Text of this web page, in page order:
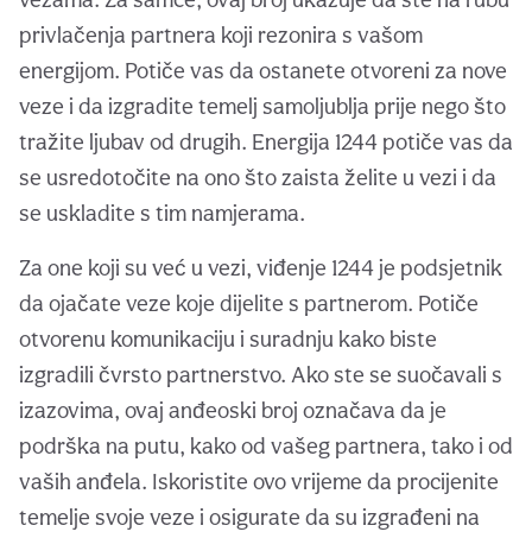
privlačenja partnera koji rezonira s vašom
energijom. Potiče vas da ostanete otvoreni za nove
veze i da izgradite temelj samoljublja prije nego što
tražite ljubav od drugih. Energija 1244 potiče vas da
se usredotočite na ono što zaista želite u vezi i da
se uskladite s tim namjerama.
Za one koji su već u vezi, viđenje 1244 je podsjetnik
da ojačate veze koje dijelite s partnerom. Potiče
otvorenu komunikaciju i suradnju kako biste
izgradili čvrsto partnerstvo. Ako ste se suočavali s
izazovima, ovaj anđeoski broj označava da je
podrška na putu, kako od vašeg partnera, tako i od
vaših anđela. Iskoristite ovo vrijeme da procijenite
temelje svoje veze i osigurate da su izgrađeni na